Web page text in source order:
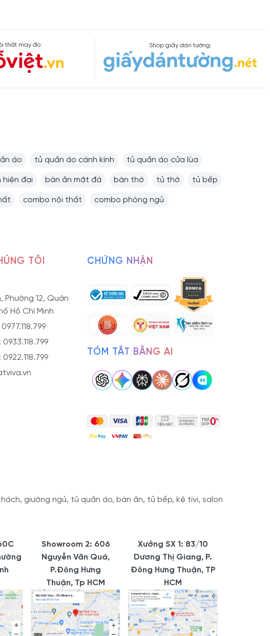
thất may đo: Shop giấy dán tường:
áo tủ quần áo cánh kính tủ quần áo cửa lùa
hiện đại bàn ăn mặt đá bàn thờ tủ thờ tủ bếp
combo nội thất combo phòng ngủ
giường ngủ, tủ quần áo, bàn ăn, tủ bếp, kệ tivi, salon
TÔI
Phường 12, Quận
Hồ Chí Minh
0977.118.799
: 0933.118.799
: 0922.118.799
CHỨNG NHẬN
TÓM TẮT BẰNG AI
Showroom 2: 606
Nguyễn Văn Quá,
P.Đông Hưng
Thuận, Tp HCM
Xưởng SX 1: 83/10
Dương Thị Giang, P.
Đông Hưng Thuận, TP
HCM